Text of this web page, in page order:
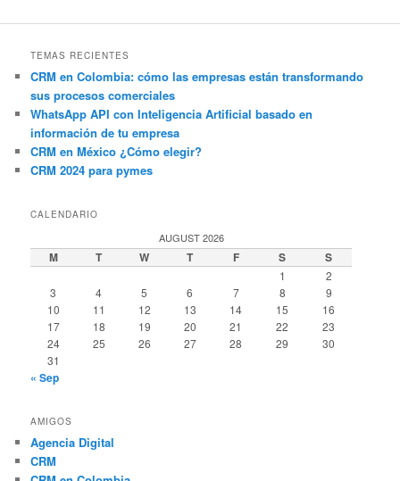
TEMAS RECIENTES
CRM en Colombia: cómo las empresas están transformando
sus procesos comerciales
WhatsApp API con Inteligencia Artificial basado en
información de tu empresa
CRM en México ¿Cómo elegir?
CRM 2024 para pymes
CALENDARIO
AUGUST 2026
M T W T F S S
1
2
3
4 5 6 7 8
9
10
11 12 13 14 15
16
17
18 19 20 21 22
23
24
25 26 27 28 29
30
31
« Sep
AMIGOS
Agencia Digital
CRM